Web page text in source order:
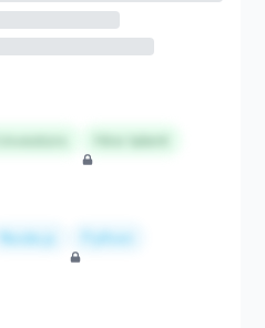
Hire talent
Node.js Python